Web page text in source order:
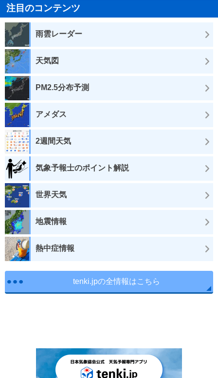
注目のコンテンツ
雨雲レーダー
天気図
PM2.5分布予測
アメダス
2週間天気
気象予報士のポイント解説
世界天気
地震情報
熱中症情報
tenki.jpの全情報はこちら